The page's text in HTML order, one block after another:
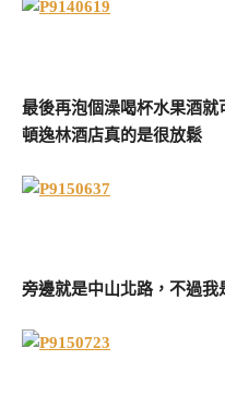
最後再泡個澡喝杯水果酒
頓逸林酒店真的是很放鬆
旁邊就是中山北路，不過